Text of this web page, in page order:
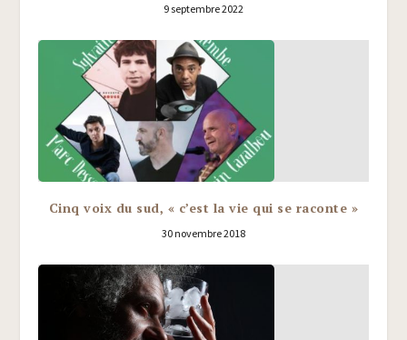
9 septembre 2022
Cinq voix du sud, « c’est la vie qui se raconte »
30 novembre 2018